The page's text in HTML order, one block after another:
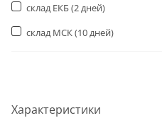
Характеристики
склад ЕКБ(2 дней)
склад МСК(10 дней)